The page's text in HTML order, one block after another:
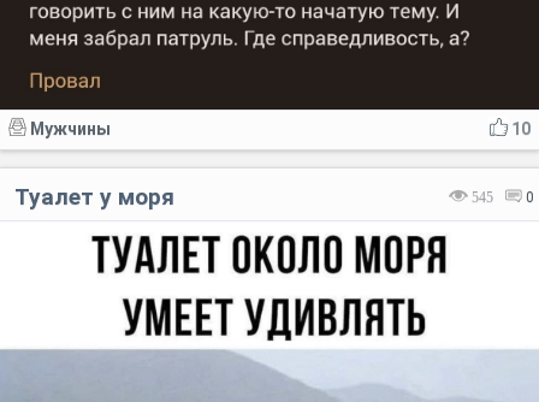
10
Мужчины
545 0
Туалет у моря